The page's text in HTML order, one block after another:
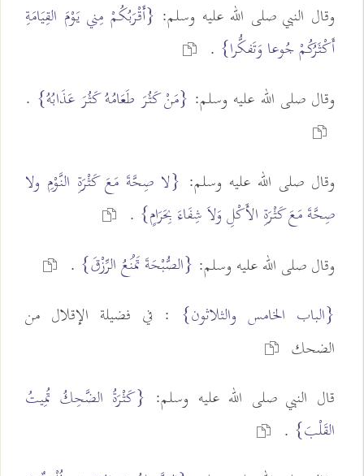
وقال النبي صلى الله عليه وسلم: {أَقْرَبُكُمْ مِني يَوْمَ القِيَامَةِ
أَكْثَرُكُمْ جُوعا وَتَفكُّرا} .
وقال صلى الله عليه وسلم: {مَنْ كَثُرَ طَعَامُهُ كَثُرَ عَذَابُهُ} .
وقال صلى الله عليه وسلم: {لا صِحَّةَ مَعَ كَثْرَةِ النَّوْمِ ولا
صِحَّةَ مَعَ كَثْرَةِ الأَكْلِ وَلاَ شِفَاءَ بِحَرَامٍ} .
وقال صلى الله عليه وسلم: {الصُّبْحَةَ تَمْنَعُ الرِّزْقَ} .
{الباب الخامس والثلاثون} : في فضيلة الإقلال من
الضحك
قال النبي صلى الله عليه وسلم: {كَثْرَةُ الضَّحِكُ تُمِيتُ
القَلْبَ} .